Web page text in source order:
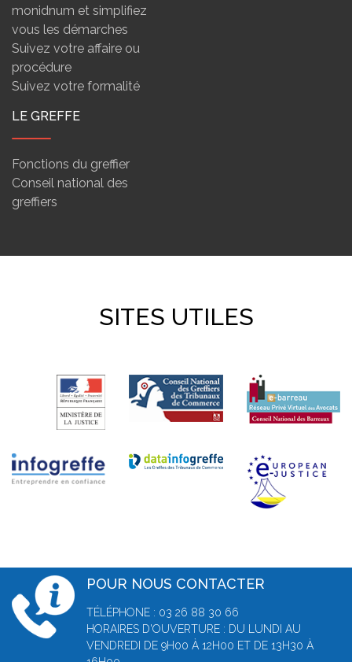
monidnum et simplifiez
vous les démarches
Suivez votre affaire ou
procédure
Suivez votre formalité
LE GREFFE
Fonctions du greffier
Conseil national des
greffiers
SITES UTILES
POUR NOUS CONTACTER
TÉLÉPHONE : 03 26 88 30 66
HORAIRES D'OUVERTURE : DU LUNDI AU
VENDREDI DE 9H00 À 12H00 ET DE 13H30 À